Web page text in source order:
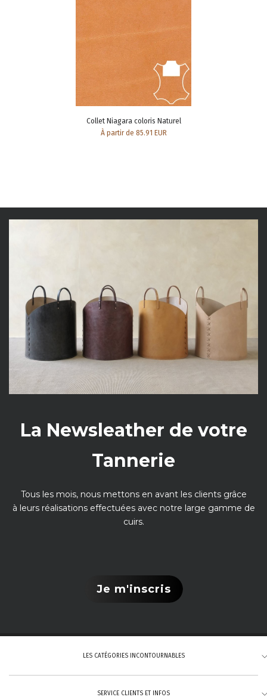
Collet Niagara coloris Naturel
À partir de 85.91 EUR
La Newsleather de votre
Tannerie
Tous les mois, nous mettons en avant les clients grâce
à leurs réalisations effectuées avec notre large gamme de
cuirs.
Je m'inscris
LES CATÉGORIES INCONTOURNABLES
SERVICE CLIENTS ET INFOS